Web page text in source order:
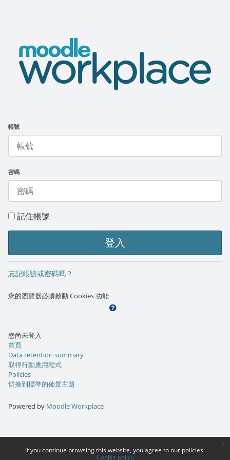
帳號
密碼
記住帳號
登入
忘記帳號或密碼嗎？
您的瀏覽器必須啟動 Cookies 功能
您尚未登入
首頁
Data retention summary
取得行動應用程式
Policies
切換到標準的佈景主題
Powered by Moodle Workplace
If you continue browsing this website, you agree to our policies:
Cookie policy